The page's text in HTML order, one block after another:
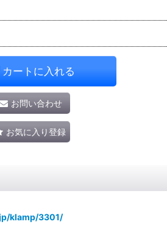
カートに入れる
お問い合わせ
お気に入り登録
klamp/3301/